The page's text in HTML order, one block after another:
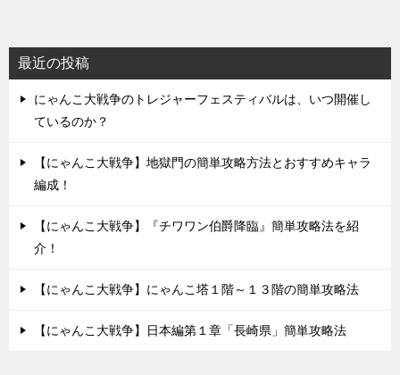
ビ
ゲ
ー
ョ
最近の投稿
にゃんこ大戦争のトレジャーフェスティバルは、いつ開催し
ているのか？
【にゃんこ大戦争】地獄門の簡単攻略方法とおすすめキャラ
編成！
【にゃんこ大戦争】『チワワン伯爵降臨』簡単攻略法を紹
介！
【にゃんこ大戦争】にゃんこ塔１階～１３階の簡単攻略法
【にゃんこ大戦争】日本編第１章「長崎県」簡単攻略法